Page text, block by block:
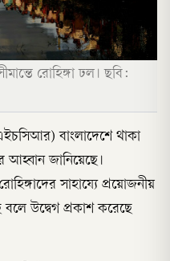
রোহিঙ্গা ঢল। ছবি:
বাংলাদেশে থাকা
আহ্বান জানিয়েছে।
সাহায্যে প্রয়োজনীয়
বলে উদ্বেগ প্রকাশ করেছে